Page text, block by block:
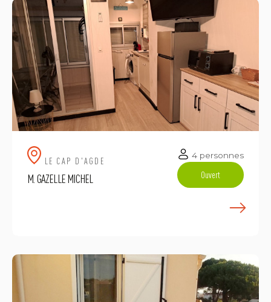
LE CAP D'AGDE
M. GAZELLE MICHEL
4 personnes
Ouvert